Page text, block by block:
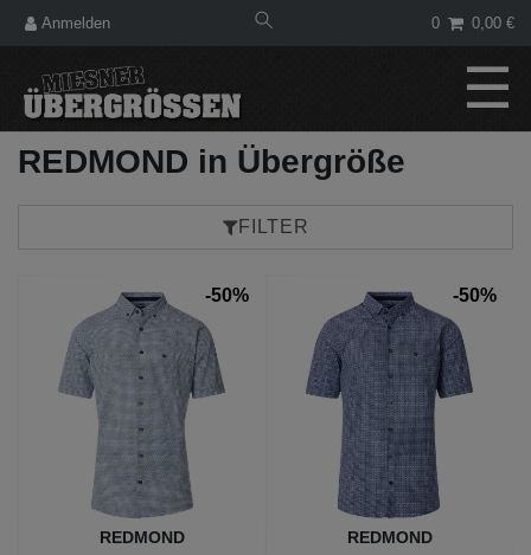
Anmelden 0 0,00 €
☰
REDMOND in Übergröße
FILTER
-50%
REDMOND
-50%
REDMOND